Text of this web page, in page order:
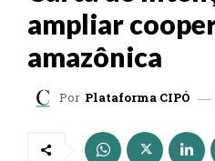
ampliar
amazônica
Por Plataforma CIPÓ